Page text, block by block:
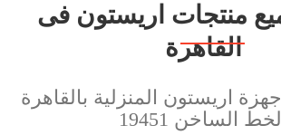
منتجات اريستون فى
القاهرة
اريستون المنزلية بالقاهرة
الساخن 19451